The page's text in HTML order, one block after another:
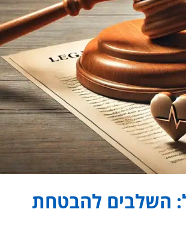
השלבים להבטחת